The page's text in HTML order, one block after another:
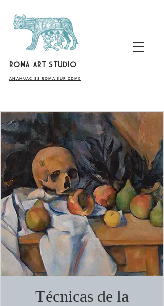
ROMA ART STUDIO
​ANÁHUAC 83 ROMA SUR CDMX
Técnicas de la